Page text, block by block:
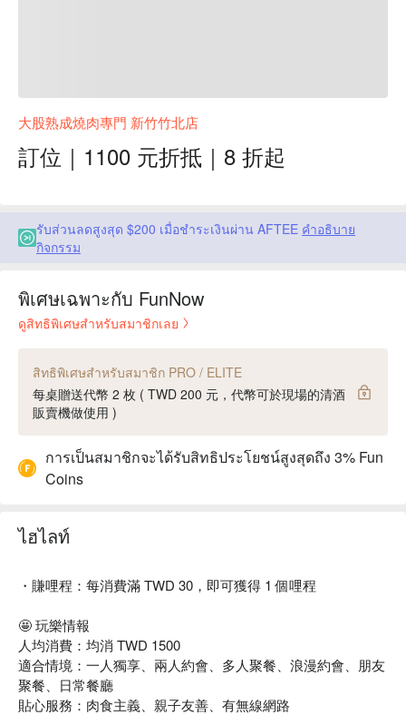
大股熟成燒肉專門 新竹竹北店
訂位｜1100 元折抵｜8 折起
รับส่วนลดสูงสุด $200 เมื่อชำระเงินผ่าน AFTEE คำอธิบาย
กิจกรรม
พิเศษเฉพาะกับ FunNow
ดูสิทธิพิเศษสำหรับสมาชิกเลย
สิทธิพิเศษสำหรับสมาชิก PRO / ELITE
每桌贈送代幣 2 枚 ( TWD 200 元，代幣可於現場的清酒
販賣機做使用 )
การเป็นสมาชิกจะได้รับสิทธิประโยชน์สูงสุดถึง 3% Fun
Coins
ไฮไลท์
・賺哩程：每消費滿 TWD 30，即可獲得 1 個哩程
🤩 玩樂情報
人均消費：均消 TWD 1500
適合情境：一人獨享、兩人約會、多人聚餐、浪漫約會、朋友
聚餐、日常餐廳
貼心服務：肉食主義、親子友善、有無線網路